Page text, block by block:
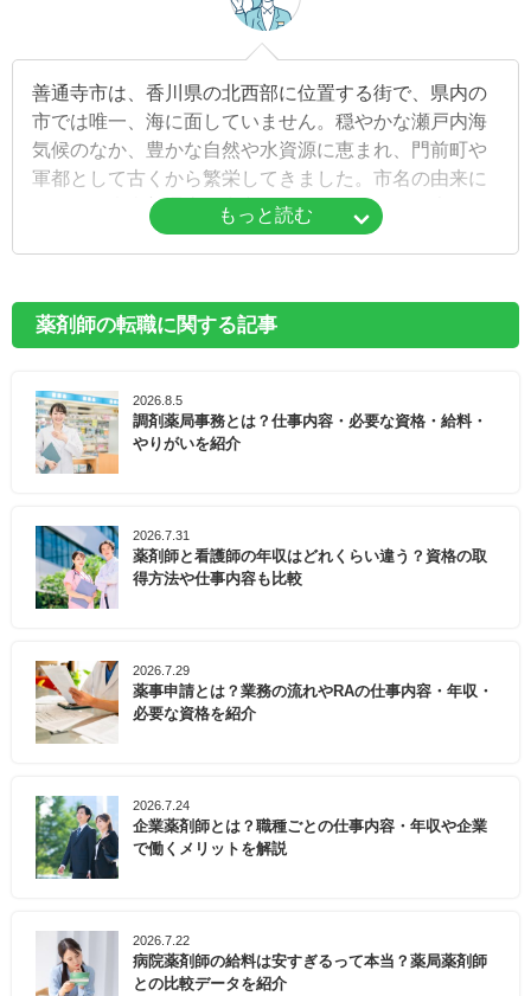
善通寺市は、香川県の北西部に位置する街で、県内の
市では唯一、海に面していません。穏やかな瀬戸内海
気候のなか、豊かな自然や水資源に恵まれ、門前町や
軍都として古くから繁栄してきました。市名の由来に
なった総本山善通寺を中心にレトロな街並みが広がり
ます。弘法大師空海の誕生の地としても有名なほか、
市内にはJR土讃線、高松自動車道が走り、善通寺イン
います。丸亀市と隣接し、県内都市部への交通の利便
性も高いエリアです。
談する場を提供しています。また、日々の生活の中で
気軽に取り組むことができる「ながら運動シリーズ」
を作成するなど、市民の健康づくりを推進していま
善通寺市でのキャリアをお考えの方は、ぜひ一度マイ
ナビ薬剤師にご相談ください。
もっと読む
薬剤師の転職に関する記事
2026.8.5
調剤薬局事務とは？仕事内容・必要な資格・給料・
やりがいを紹介
2026.7.31
薬剤師と看護師の年収はどれくらい違う？資格の取
得方法や仕事内容も比較
2026.7.29
薬事申請とは？業務の流れやRAの仕事内容・年収・
必要な資格を紹介
2026.7.24
企業薬剤師とは？職種ごとの仕事内容・年収や企業
で働くメリットを解説
2026.7.22
病院薬剤師の給料は安すぎるって本当？薬局薬剤師
との比較データを紹介